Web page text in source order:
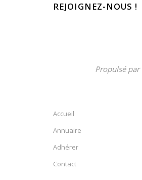
REJOIGNEZ-NOUS !
Propulsé par
Accueil
Annuaire
Adhérer
Contact